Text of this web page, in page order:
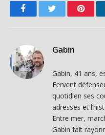
FacebookTwitter
Gabin
Gabin, 41 ans,
Fervent
quotidien ses
adresses et
Entre mer,
Gabin fait